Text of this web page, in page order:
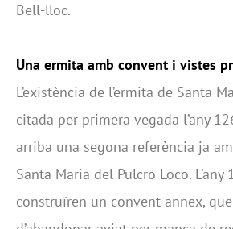
Bell-lloc.
Una ermita amb convent i vistes
L’existència de l’ermita de Santa
citada per primera vegada l’any
arriba una segona referència ja
Santa Maria del Pulcro Loco.
construïren un convent annex,